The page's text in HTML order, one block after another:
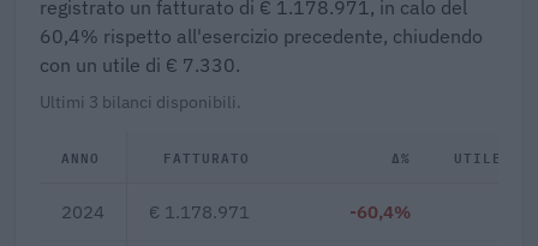
registrato un fatturato di € 1.178.971, in calo del
60,4% rispetto all'esercizio precedente, chiudendo
con un utile di € 7.330.
Ultimi 3 bilanci disponibili.
ANNO FATTURATO Δ% UTILE/
2024 € 1.178.971 -60,4%